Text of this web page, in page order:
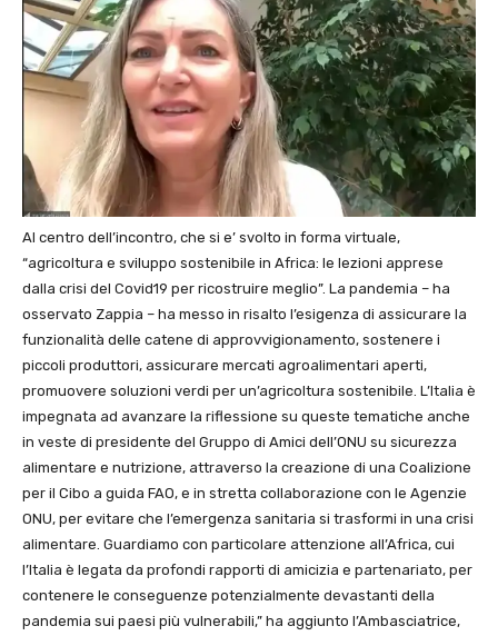
Al centro dell’incontro, che si e’ svolto in forma virtuale,
“agricoltura e sviluppo sostenibile in Africa: le lezioni apprese
dalla crisi del Covid19 per ricostruire meglio”. La pandemia – ha
osservato Zappia – ha messo in risalto l’esigenza di assicurare la
funzionalità delle catene di approvvigionamento, sostenere i
piccoli produttori, assicurare mercati agroalimentari aperti,
promuovere soluzioni verdi per un’agricoltura sostenibile. L’Italia è
impegnata ad avanzare la riflessione su queste tematiche anche
in veste di presidente del Gruppo di Amici dell’ONU su sicurezza
alimentare e nutrizione, attraverso la creazione di una Coalizione
per il Cibo a guida FAO, e in stretta collaborazione con le Agenzie
ONU, per evitare che l’emergenza sanitaria si trasformi in una crisi
alimentare. Guardiamo con particolare attenzione all’Africa, cui
l’Italia è legata da profondi rapporti di amicizia e partenariato, per
contenere le conseguenze potenzialmente devastanti della
pandemia sui paesi più vulnerabili,” ha aggiunto l’Ambasciatrice,